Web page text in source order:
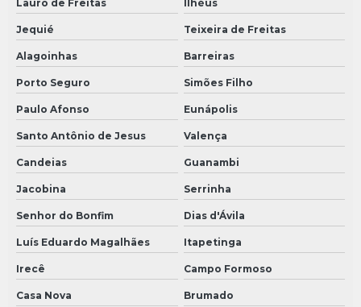
Lauro de Freitas Ilhéus
Jequié Teixeira de Freitas
Alagoinhas Barreiras
Porto Seguro Simões Filho
Paulo Afonso Eunápolis
Santo Antônio de Jesus Valença
Candeias Guanambi
Jacobina Serrinha
Senhor do Bonfim Dias d'Ávila
Luís Eduardo Magalhães Itapetinga
Irecê Campo Formoso
Casa Nova Brumado